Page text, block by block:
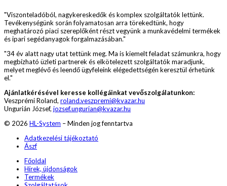
"Viszonteladóból, nagykereskedők és komplex szolgáltatók lettünk.
Tevékenységünk során folyamatosan arra törekedtünk, hogy
meghatározó piaci szereplőként részt vegyünk a munkavédelmi termékek
és ipari segédanyagok forgalmazásában."
"34 év alatt nagy utat tettünk meg. Ma is kiemelt feladat számunkra, hogy
megbízható üzleti partnerek és elkötelezett szolgáltatók maradjunk,
melyet meglévő és leendő ügyfeleink elégedettségén keresztül érhetünk
el."
Ajánlatkérésével keresse kollégáinkat vevőszolgálatunkon:
Veszprémi Roland, roland.veszpremi@kvazar.hu
Ungurián József, jozsef.ungurian@kvazar.hu
© 2026 HL-System – Minden jog fenntartva
Adatkezelési tájékoztató
Ászf
Főoldal
Hírek, újdonságok
Termékek